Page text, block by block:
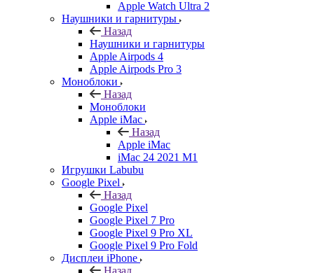
Apple Watch Ultra 2
Наушники и гарнитуры
Назад
Наушники и гарнитуры
Apple Airpods 4
Apple Airpods Pro 3
Моноблоки
Назад
Моноблоки
Apple iMac
Назад
Apple iMac
iMac 24 2021 M1
Игрушки Labubu
Google Pixel
Назад
Google Pixel
Google Pixel 7 Pro
Google Pixel 9 Pro XL
Google Pixel 9 Pro Fold
Дисплеи iPhone
Назад